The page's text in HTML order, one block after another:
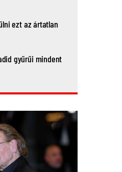
ezt az ártatlan
gyűrűi mindent